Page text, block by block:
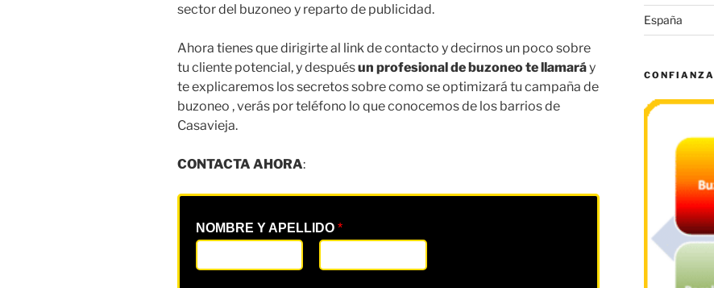
sector del buzoneo y reparto de publicidad.
Ahora tienes que dirigirte al link de contacto y decirnos un poco sobre
tu cliente potencial, y despuésun profesional de buzoneo te llamaráy
te explicaremos los secretos sobre como se optimizará tu campaña de
buzoneo , verás por teléfono lo que conocemos de los barrios de
Casavieja.
CONTACTA AHORA:
NOMBRE Y APELLIDO *
España
CONFIANZA